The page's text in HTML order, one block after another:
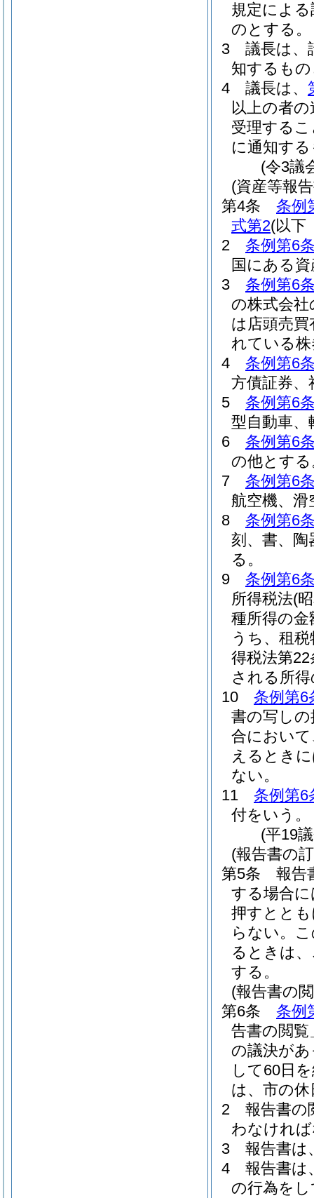
規定によ
のとする。
3
議長は、
知するも
4
議長は、
以上の者
受理する
に通知す
(令3議
(資産等報
第4条
条例
式第2(以下
2
条例第6
国にある
3
条例第6
の株式会
は店頭売
れている
4
条例第6
方債証券、
5
条例第6
型自動車
6
条例第6
の他とする
7
条例第6
航空機、
8
条例第6
刻、書、
る。
9
条例第6
所得税法(
種所得の金
うち、租
得税法第
される所
10
条例第6
書の写し
合において
えるとき
ない。
11
条例第6
付をいう。
(平19
(報告書の
第5条
報告
する場合
押すとと
らない。
るときは
する。
(報告書の
第6条
条例
告書の閲
の議決が
して60日
は、市の
2
報告書の
わなけれ
3
報告書は
4
報告書は
の行為を